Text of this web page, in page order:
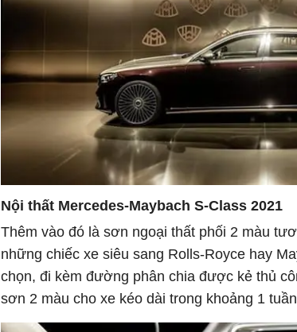
Nội thất Mercedes-Maybach S-Class 2021
Thêm vào đó là sơn ngoại thất phối 2 màu
những chiếc xe siêu sang Rolls-Royce hay
chọn, đi kèm đường phân chia được kẻ thủ
sơn 2 màu cho xe kéo dài trong khoảng 1